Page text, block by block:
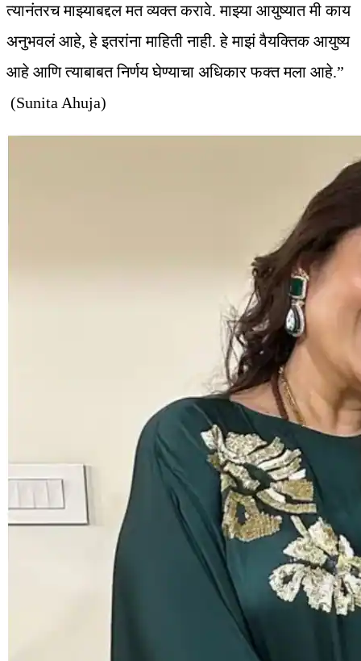
त्यानंतरच माझ्याबद्दल मत व्यक्त करावे. माझ्या आयुष्यात मी काय
अनुभवलं आहे, हे इतरांना माहिती नाही. हे माझं वैयक्तिक आयुष्य
आहे आणि त्याबाबत निर्णय घेण्याचा अधिकार फक्त मला आहे.”
(Sunita Ahuja)